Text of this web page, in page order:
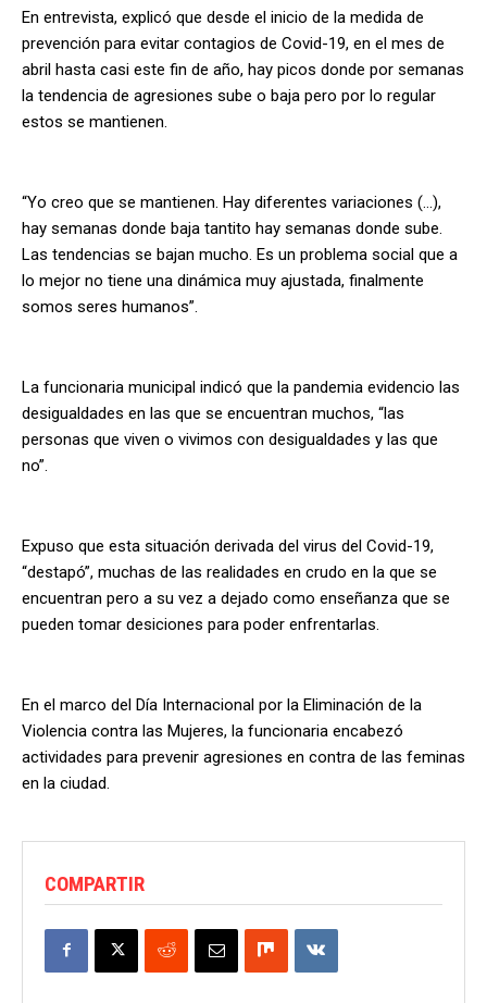
En entrevista, explicó que desde el inicio de la medida de
prevención para evitar contagios de Covid-19, en el mes de
abril hasta casi este fin de año, hay picos donde por semanas
la tendencia de agresiones sube o baja pero por lo regular
estos se mantienen.
“Yo creo que se mantienen. Hay diferentes variaciones (…),
hay semanas donde baja tantito hay semanas donde sube.
Las tendencias se bajan mucho. Es un problema social que a
lo mejor no tiene una dinámica muy ajustada, finalmente
somos seres humanos”.
La funcionaria municipal indicó que la pandemia evidencio las
desigualdades en las que se encuentran muchos, “las
personas que viven o vivimos con desigualdades y las que
no”.
Expuso que esta situación derivada del virus del Covid-19,
“destapó”, muchas de las realidades en crudo en la que se
encuentran pero a su vez a dejado como enseñanza que se
pueden tomar desiciones para poder enfrentarlas.
En el marco del Día Internacional por la Eliminación de la
Violencia contra las Mujeres, la funcionaria encabezó
actividades para prevenir agresiones en contra de las feminas
en la ciudad.
COMPARTIR